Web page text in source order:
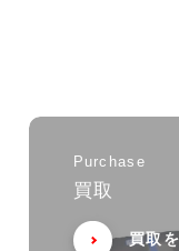
Purchase
買取
買取